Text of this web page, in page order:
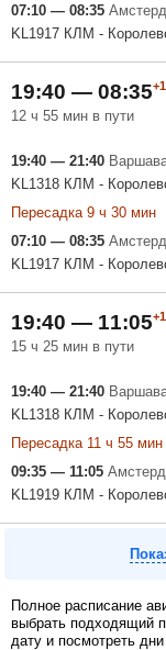
07:10 — 08:35
KL1917 КЛМ -
19:40 — 08:35
12 ч 55 мин в пути
19:40 — 21:40
KL1318 КЛМ -
Пересадка 9 ч 30 мин
07:10 — 08:35
KL1917 КЛМ -
19:40 — 11:05
15 ч 25 мин в пути
19:40 — 21:40
KL1318 КЛМ -
Пересадка 11 ч 55 мин
09:35 — 11:05
KL1919 КЛМ -
Полное расписание
выбрать подходящий
дату и посмотреть дни